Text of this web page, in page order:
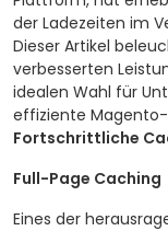
der Ladezeiten im
Dieser Artikel
verbesserten
idealen Wahl für
effiziente
Fortschrittliche
Full-Page Caching
Eines der